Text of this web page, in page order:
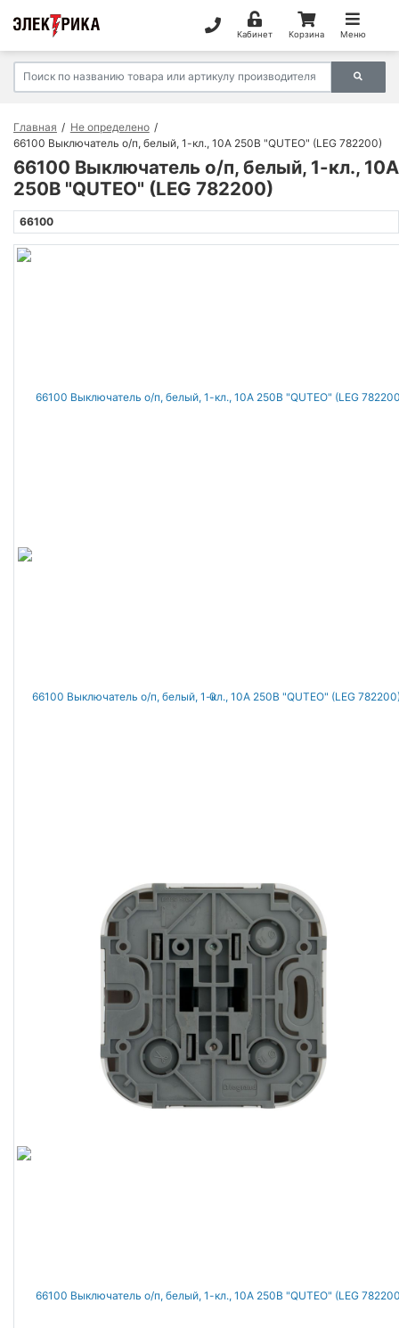
Кабинет Корзина Меню
Главная
Не определено
66100 Выключатель о/п, белый, 1-кл., 10А 250В "QUTEO" (LEG 782200)
66100 Выключатель о/п, белый, 1-кл., 10А
250В "QUTEO" (LEG 782200)
66100